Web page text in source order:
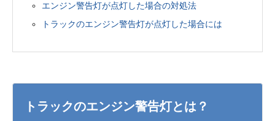
エンジン警告灯が点灯した場合の対処法
トラックのエンジン警告灯が点灯した場合には
トラックのエンジン警告灯とは？